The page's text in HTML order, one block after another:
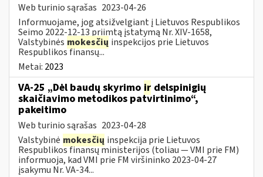
Web turinio sąrašas 2023-04-26
Informuojame, jog atsižvelgiant į Lietuvos Respublikos
Seimo 2022-12-13 priimtą įstatymą Nr. XIV-1658,
Valstybinės mokesčių inspekcijos prie Lietuvos
Respublikos finansų...
Metai: 2023
VA-25 „Dėl baudų skyrimo ir delspinigių
skaičiavimo metodikos patvirtinimo“,
pakeitimo
Web turinio sąrašas 2023-04-28
Valstybinė mokesčių inspekcija prie Lietuvos
Respublikos finansų ministerijos (toliau ― VMI prie FM)
informuoja, kad VMI prie FM viršininko 2023-04-27
įsakymu Nr. VA-34...